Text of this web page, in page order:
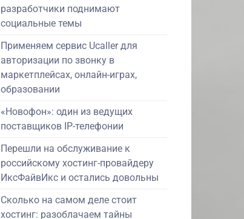
разработчики поднимают
социальные темы
Применяем сервис Ucaller для
авторизации по звонку в
маркетплейсах, онлайн-играх,
образовании
«Новофон»: один из ведущих
поставщиков IP-телефонии
Перешли на обслуживание к
российскому хостинг-провайдеру
ИксФайвИкс и остались довольны
Сколько на самом деле стоит
хостинг: разоблачаем тайны